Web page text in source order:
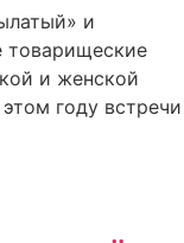
и
товарищеские
и женской
году встречи